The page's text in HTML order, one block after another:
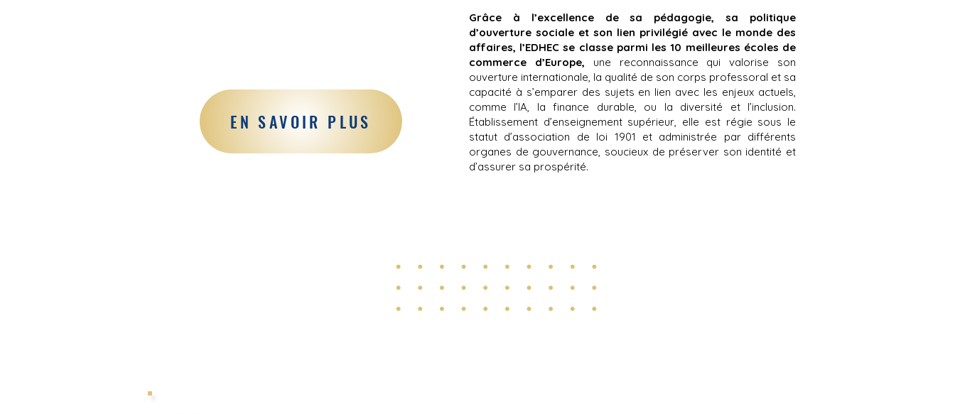
EN SAVOIR PLUS
Grâce à l’excellence de sa pédagogie, sa politique
d’ouverture sociale et son lien privilégié avec le monde des
affaires, l’EDHEC se classe parmi les 10 meilleures écoles de
commerce d’Europe, une reconnaissance qui valorise son
ouverture internationale, la qualité de son corps professoral et sa
capacité à s’emparer des sujets en lien avec les enjeux actuels,
comme l’IA, la finance durable, ou la diversité et l’inclusion.
Établissement d’enseignement supérieur, elle est régie sous le
statut d’association de loi 1901 et administrée par différents
organes de gouvernance, soucieux de préserver son identité et
d’assurer sa prospérité.